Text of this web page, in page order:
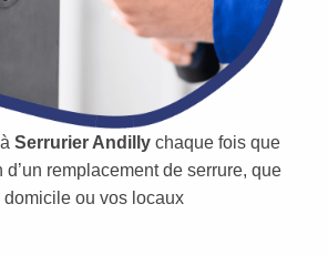
Serrurier Andilly chaque fois que
remplacement de serrure, que
domicile ou vos locaux